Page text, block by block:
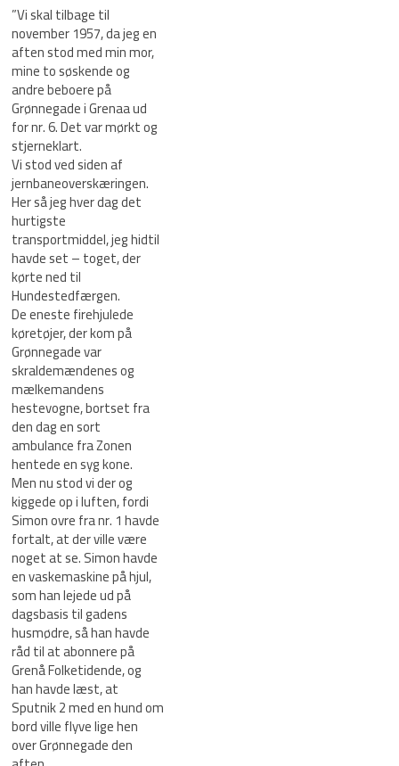
”Vi skal tilbage til
november 1957, da jeg en
aften stod med min mor,
mine to søskende og
andre beboere på
Grønnegade i Grenaa ud
for nr. 6. Det var mørkt og
stjerneklart.
Vi stod ved siden af
jernbaneoverskæringen.
Her så jeg hver dag det
hurtigste
transportmiddel, jeg hidtil
havde set – toget, der
kørte ned til
Hundestedfærgen.
De eneste firehjulede
køretøjer, der kom på
Grønnegade var
skraldemændenes og
mælkemandens
hestevogne, bortset fra
den dag en sort
ambulance fra Zonen
hentede en syg kone.
Men nu stod vi der og
kiggede op i luften, fordi
Simon ovre fra nr. 1 havde
fortalt, at der ville være
noget at se. Simon havde
en vaskemaskine på hjul,
som han lejede ud på
dagsbasis til gadens
husmødre, så han havde
råd til at abonnere på
Grenå Folketidende, og
han havde læst, at
Sputnik 2 med en hund om
bord ville flyve lige hen
over Grønnegade den